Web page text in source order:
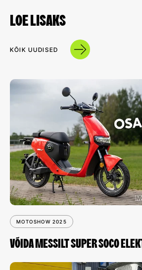
LOE LISAKS
KÕIK UUDISED
MOTOSHOW 2025
VÕIDA MESSILT SUPER SOCO